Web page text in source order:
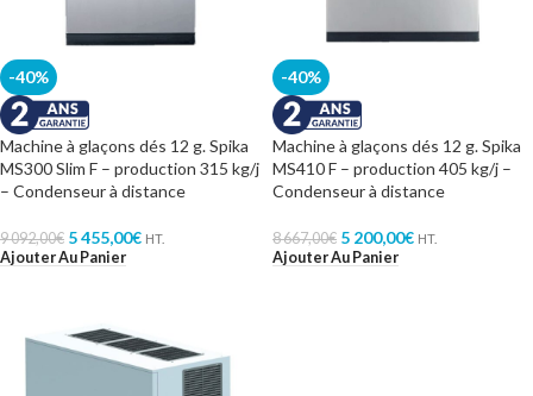
-40%
Machine à glaçons dés 12 g. Spika
MS300 Slim F – production 315 kg/j
– Condenseur à distance
9 092,00€ 5 455,00€ HT.
Ajouter Au Panier
-40%
Machine à glaçons dés 12 g. Spika
MS410 F – production 405 kg/j –
Condenseur à distance
8 667,00€ 5 200,00€ HT.
Ajouter Au Panier